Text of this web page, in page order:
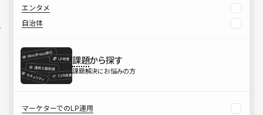
エンタメ
自治体
課題から探す
課題解決にお悩みの方
マーケターでのLP運用